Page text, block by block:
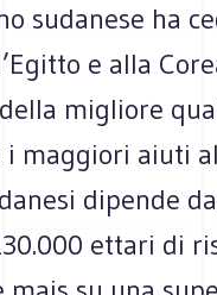
sudanese ha
e alla
migliore
i maggiori aiuti
dipende
ettari di